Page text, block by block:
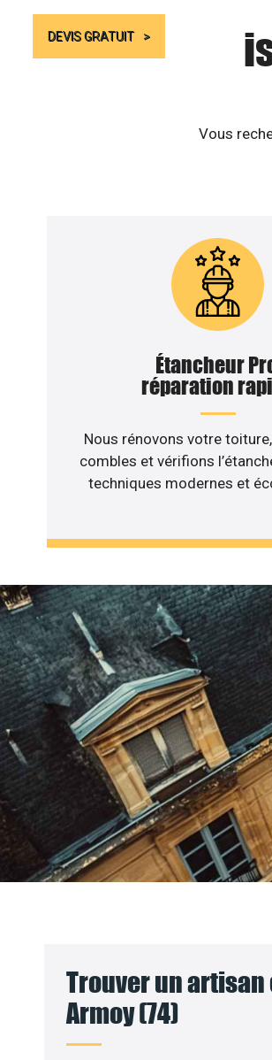
DEVIS GRATUIT
Vous
Étancheur
réparation
Nous rénovons votre
combles et vérifions
techniques modernes et
Trouver un
Armoy (74)